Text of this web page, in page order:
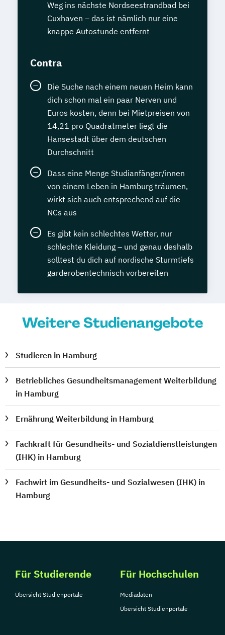
Weg ins nächste Nordseestrandbad bei
Cuxhaven – das ist nämlich nur eine
knappe Autostunde entfernt
Contra
Die Suche nach einem neuen Heim kann
dich schon mal ein paar Nerven und
Euros kosten, denn bei Mietpreisen von
14,21 pro Quadratmeter liegt die
Hansestadt über dem deutschen
Durchschnitt
Dass eine Menge Studianfänger/innen
von einem Leben in Hamburg träumen,
wirkt sich auch entsprechend auf die
NCs aus
Es gibt kein schlechtes Wetter, nur
schlechte Kleidung – und genau deshalb
solltest du dich auf nordische Sturmtiefs
garderobentechnisch vorbereiten
Weitere Studienangebote
Studieren in Hamburg
Betriebliches Gesundheitsmanagement Weiterbildung
in Hamburg
Ernährung Weiterbildung in Hamburg
Fachkraft für Gesundheits- und Sozialdienstleistungen
(IHK) in Hamburg
Fachwirt im Gesundheits- und Sozialwesen (IHK) in
Hamburg
Für Studierende
Übersicht Studienportale
Für Hochschulen
Mediadaten
Übersicht Studienportale